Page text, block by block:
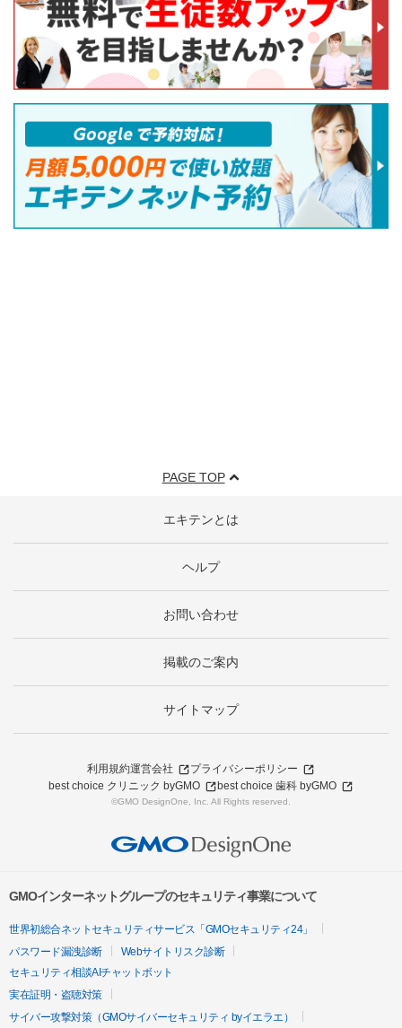
PAGE TOP
エキテンとは
ヘルプ
お問い合わせ
掲載のご案内
サイトマップ
利用規約運営会社
プライバシーポリシー
best choice クリニック byGMO
best choice 歯科 byGMO
©GMO DesignOne, Inc. All Rights reserved.
GMOインターネットグループのセキュリティ事業について
世界初総合ネットセキュリティサービス「GMOセキュリティ24」
パスワード漏洩診断
Webサイトリスク診断
セキュリティ相談AIチャットボット
実在証明・盗聴対策
サイバー攻撃対策（GMOサイバーセキュリティ byイエラエ）